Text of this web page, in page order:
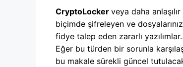
CryptoLocker veya daha
biçimde şifreleyen ve
fidye talep eden zararlı
Eğer bu türden bir sorunla
bu makale sürekli güncel